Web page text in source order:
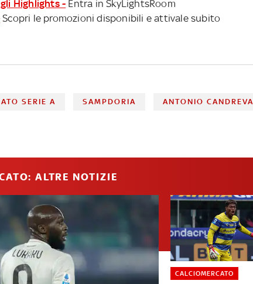
Highlights - Entra in SkyLightsRoom
Scopri le promozioni disponibili e attivale subito
SERIE A SAMPDORIA ANTONIO CANDREVA
ALTRE NOTIZIE
CALCIOMERCATO